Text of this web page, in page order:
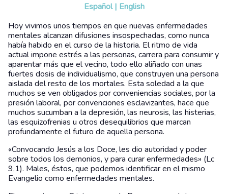
Español | English
Hoy vivimos unos tiempos en que nuevas enfermedades
mentales alcanzan difusiones insospechadas, como nunca
había habido en el curso de la historia. El ritmo de vida
actual impone estrés a las personas, carrera para consumir y
aparentar más que el vecino, todo ello aliñado con unas
fuertes dosis de individualismo, que construyen una persona
aislada del resto de los mortales. Esta soledad a la que
muchos se ven obligados por conveniencias sociales, por la
presión laboral, por convenciones esclavizantes, hace que
muchos sucumban a la depresión, las neurosis, las histerias,
las esquizofrenias u otros desequilibrios que marcan
profundamente el futuro de aquella persona.
«Convocando Jesús a los Doce, les dio autoridad y poder
sobre todos los demonios, y para curar enfermedades» (Lc
9,1). Males, éstos, que podemos identificar en el mismo
Evangelio como enfermedades mentales.